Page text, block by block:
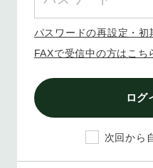
パスワードの再設定・初
FAXで受信中の方はこち
ログ
次回から